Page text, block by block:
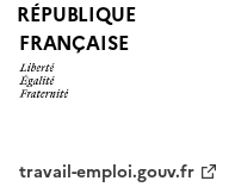
RÉPUBLIQUE
FRANÇAISE
travail-emploi.gouv.fr